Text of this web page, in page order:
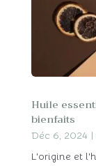
Huile
bienfaits
Déc 6, 2024 |
L'origine et